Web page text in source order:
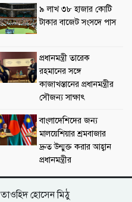
৯ লাখ ৩৮ হাজার কোটি
টাকার বাজেট সংসদে পাস
প্রধানমন্ত্রী তারেক
রহমানের সঙ্গে
কাজাখস্তানের প্রধানমন্ত্রীর
সৌজন্য সাক্ষাৎ
বাংলাদেশিদের জন্য
মালয়েশিয়ার শ্রমবাজার
দ্রুত উন্মুক্ত করার আহ্বান
প্রধানমন্ত্রীর
হোসেন মিঠু